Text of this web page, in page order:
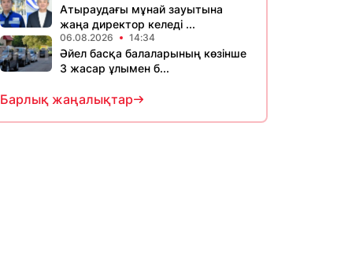
Атыраудағы мұнай зауытына
жаңа директор келеді ...
06.08.2026 14:34
Әйел басқа балаларының көзінше
3 жасар ұлымен б...
Барлық жаңалықтар